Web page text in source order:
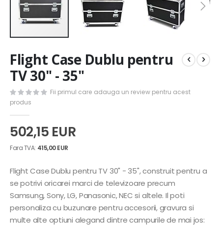
to
the
beginning
of
the
images
gallery
Flight Case Dublu pentru
TV 30" - 35"
Fii primul care adauga un review pentru acest
produs
502,15 EUR
415,00 EUR
Flight Case Dublu pentru TV 30" - 35", construit pentru a
se potrivi oricarei marci de televizoare precum
Samsung, Sony, LG, Panasonic, NEC si altele. Il poti
personaliza cu buzunare pentru accesorii, gravura si
multe alte optiuni alegand dintre campurile de mai jos: